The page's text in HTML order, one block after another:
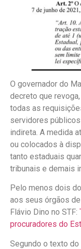
O governador do
decreto que
todas as
servidores
indireta. A medida
ou colocados à
tanto estaduais
tribunais e demais
Pelo menos dois
aos seus órgãos
Flávio Dino no STF:
procuradores do
Segundo o texto